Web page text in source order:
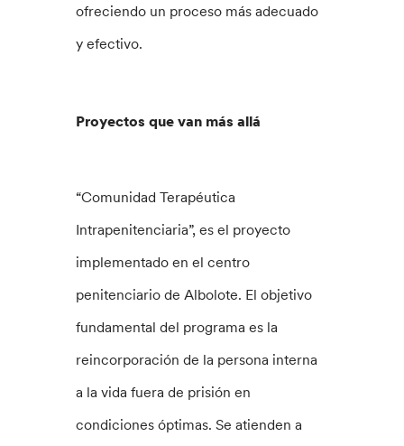
ofreciendo un proceso más adecuado
y efectivo.
Proyectos que van más allá
“Comunidad Terapéutica
Intrapenitenciaria”, es el proyecto
implementado en el centro
penitenciario de Albolote. El objetivo
fundamental del programa es la
reincorporación de la persona interna
a la vida fuera de prisión en
condiciones óptimas. Se atienden a